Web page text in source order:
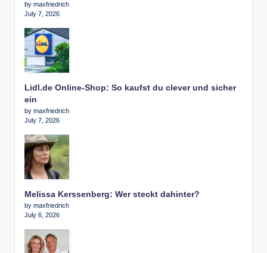
by maxfriedrich
July 7, 2026
Lidl.de Online-Shop: So kaufst du clever und sicher
ein
by maxfriedrich
July 7, 2026
Melissa Kerssenberg: Wer steckt dahinter?
by maxfriedrich
July 6, 2026